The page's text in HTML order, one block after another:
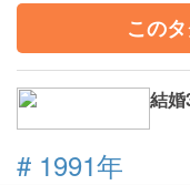
この
結婚
# 1991年